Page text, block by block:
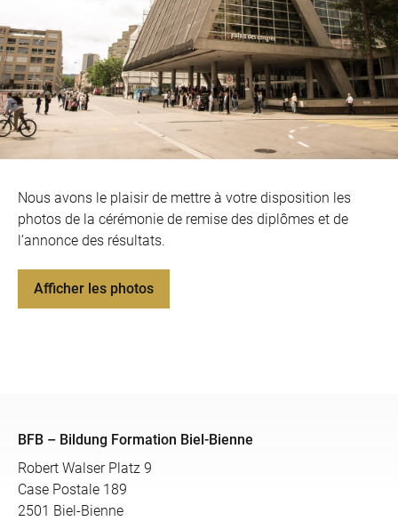
Nous avons le plaisir de mettre à votre disposition les
photos de la cérémonie de remise des diplômes et de
l’annonce des résultats.
Afficher les photos
BFB – Bildung Formation Biel-Bienne
Robert Walser Platz 9
Case Postale 189
2501 Biel-Bienne